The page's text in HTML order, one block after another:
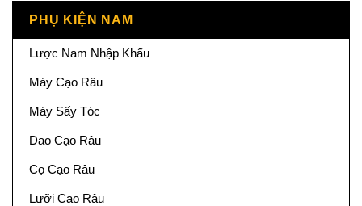
PHỤ KIỆN NAM
Lược Nam Nhập Khẩu
Máy Cạo Râu
Máy Sấy Tóc
Dao Cạo Râu
Cọ Cạo Râu
Lưỡi Cạo Râu